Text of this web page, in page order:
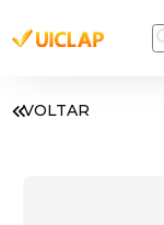
VOLTAR